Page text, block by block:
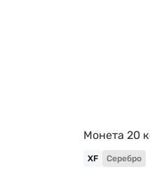
Монета 20
XF Серебро